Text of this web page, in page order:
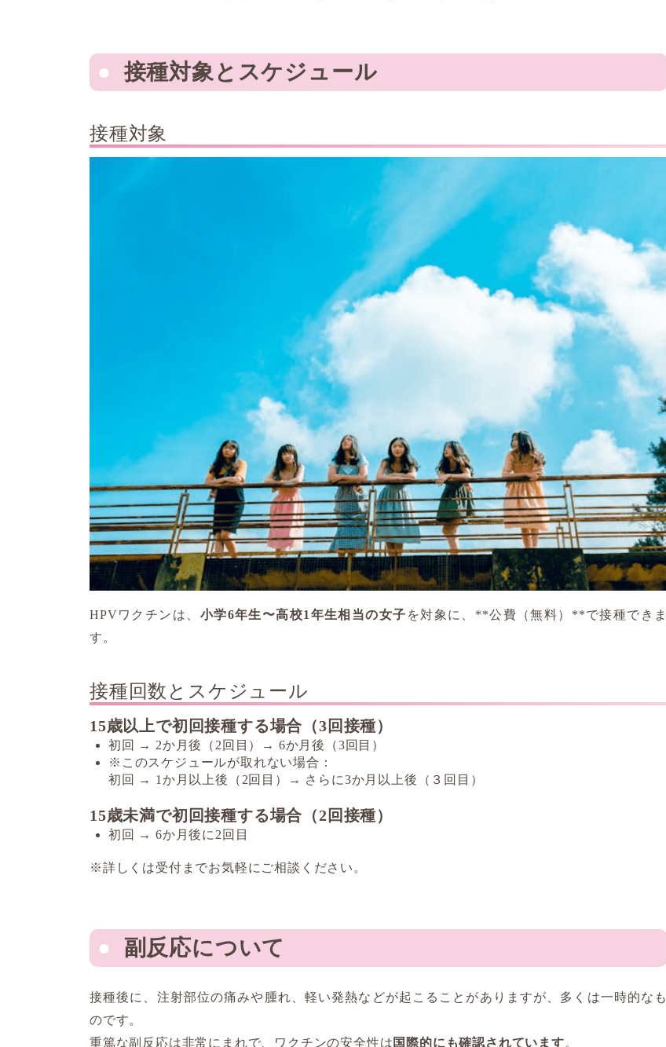
接種対象とスケジュール
接種対象
HPVワクチンは、 小学6年生〜高校1年生相当の女子 を対象に、**公費（無料）**で接種できま
す。
接種回数とスケジュール
15歳以上で初回接種する場合（3回接種）
初回 → 2か月後（2回目）→ 6か月後（3回目）
※このスケジュールが取れない場合：
初回 → 1か月以上後（2回目）→ さらに3か月以上後（３回目）
15歳未満で初回接種する場合（2回接種）
初回 → 6か月後に2回目
※詳しくは受付までお気軽にご相談ください。
副反応について
接種後に、注射部位の痛みや腫れ、軽い発熱などが起こることがありますが、多くは一時的なも
のです。
重篤な副反応は非常にまれで、ワクチンの安全性は 国際的にも確認されています。